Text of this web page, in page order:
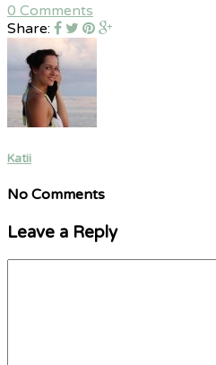
0 Comments
Share:
Katii
No Comments
Leave a Reply